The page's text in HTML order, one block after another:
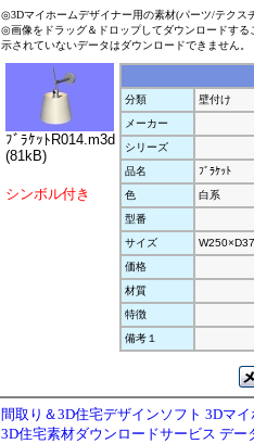
◎3Dマイホームデザイナー用の素材(パーツ/テクス
◎画像をドラッグ＆ドロップしてダウンロードす
示されていないデータはダウンロードできません。
ﾌﾞﾗｹｯﾄR014.m3d
(81kB)
シンボル付き
分類
壁付け
メーカー
シリーズ
品名
ﾌﾞﾗｹｯﾄ
色
白系
型番
サイズ
価格
材質
特徴
備考１
間取り＆3D住宅デザインソフト 3Dマ
3D住宅素材ダウンロードサービス デー